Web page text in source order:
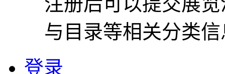
与目录等相关分类
登录